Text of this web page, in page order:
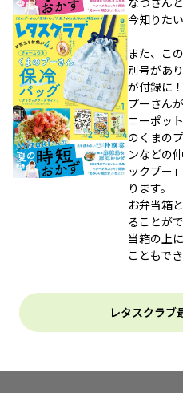
今知りた
また、こ
別号があ
が付録に！
プーさん
ニーポッ
のくまの
ンなどの
ックプー
ります。
お弁当箱
ることが
当箱の上
こともで
レタスクラブ